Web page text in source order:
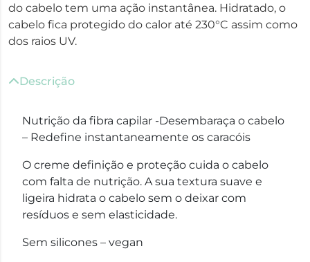
do cabelo tem uma ação instantânea. Hidratado, o
cabelo fica protegido do calor até 230°C assim como
dos raios UV.
Descrição
Nutrição da fibra capilar -Desembaraça o cabelo
– Redefine instantaneamente os caracóis
O creme definição e proteção cuida o cabelo
com falta de nutrição. A sua textura suave e
ligeira hidrata o cabelo sem o deixar com
resíduos e sem elasticidade.
Sem silicones – vegan